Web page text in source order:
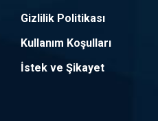
Gizlilik Politikası
Kullanım Koşulları
İstek ve Şikayet